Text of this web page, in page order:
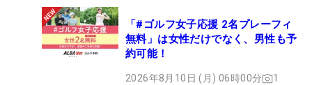
「#ゴルフ女子応援 2名プレーフィ
無料」は女性だけでなく、男性も予
約可能！
2026年8月10日 (月) 06時00分 1